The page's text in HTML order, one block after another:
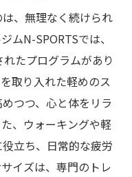
、無理なく続けられ
ムN-SPORTSでは、
たプログラムがあり
取り入れた軽めのス
つつ、心と体をリラ
、ウォーキングや軽
立ち、日常的な疲労
イズは、専門のトレ